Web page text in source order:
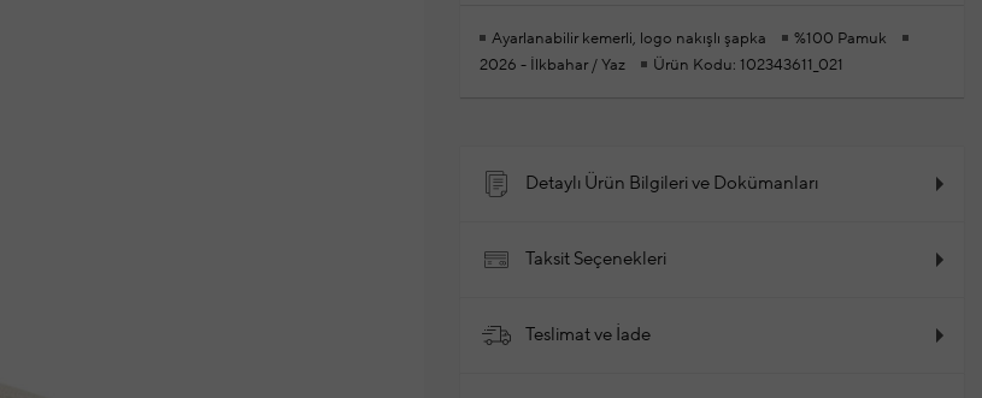
Ayarlanabilir kemerli, logo nakışlı şapka
%100 Pamuk
2026 - İlkbahar / Yaz
Ürün Kodu: 102343611_021
Detaylı Ürün Bilgileri ve Dokümanları
Taksit Seçenekleri
Teslimat ve İade